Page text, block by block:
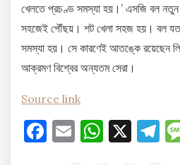
খেলতে প্রচণ্ড সমস্যা হয়।’ এসজি বল নতুন
সহজেই পৌঁছয়। শট খেলা সহজ হয়। বল
সমস্যা হয়। সে কারণেই আতঙ্কে রয়েছেন
আক্রমণ বিশ্বের অন্যতম সেরা।
Source link
Facebook
EmailX